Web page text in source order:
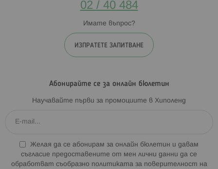
02 / 40 484
Имате въпрос?
ИЗПРАТЕТЕ ЗАПИТВАНЕ
Абонирайте се за онлайн бюлетин
Научавайте първи за промоциите в Хиполенд
Желая да се абонирам за онлайн бюлетин и давам
съгласие предоставените от мен лични данни да се
обработват съобразно политиката за поверителност на